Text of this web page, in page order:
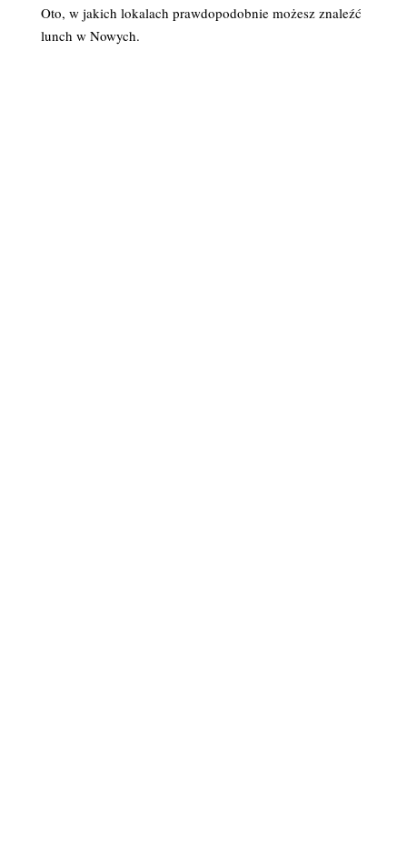
Oto, w jakich lokalach prawdopodobnie możesz znaleźć
lunch w Nowych.